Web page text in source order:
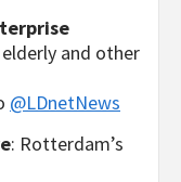
elderly and other
@LDnetNews
: Rotterdam’s